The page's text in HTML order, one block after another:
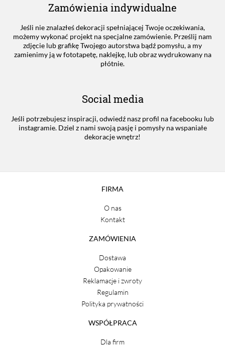
Zamówienia indywidualne
Jeśli nie znalazłeś dekoracji spełniającej Twoje oczekiwania,
możemy wykonać projekt na specjalne zamówienie. Prześlij nam
zdjęcie lub grafikę Twojego autorstwa bądź pomysłu, a my
zamienimy ją w fototapetę, naklejkę, lub obraz wydrukowany na
płótnie.
Social media
Jeśli potrzebujesz inspiracji, odwiedź nasz profil na facebooku lub
instagramie. Dziel z nami swoją pasję i pomysły na wspaniałe
dekoracje wnętrz!
FIRMA
O nas
Kontakt
ZAMÓWIENIA
Dostawa
Opakowanie
Reklamacje i zwroty
Regulamin
Polityka prywatności
WSPÓŁPRACA
Dla firm